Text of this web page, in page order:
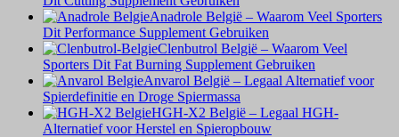
Anadrole België – Waarom Veel Sporters
Dit Performance Supplement Gebruiken
Clenbutrol België – Waarom Veel
Sporters Dit Fat Burning Supplement Gebruiken
Anvarol België – Legaal Alternatief voor
Spierdefinitie en Droge Spiermassa
HGH-X2 België – Legaal HGH-
Alternatief voor Herstel en Spieropbouw